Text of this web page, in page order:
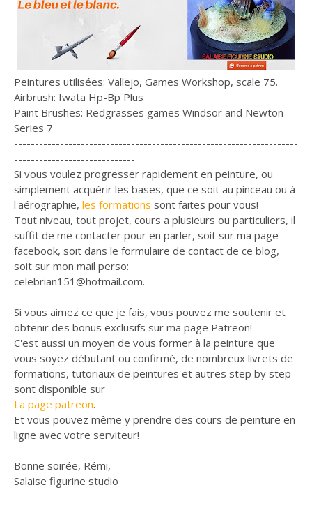
Peintures utilisées: Vallejo, Games Workshop, scale 75.
Airbrush: Iwata Hp-Bp Plus
Paint Brushes: Redgrasses games Windsor and Newton
Series 7
--------------------------------------------------------------------
-----------------------------
Si vous voulez progresser rapidement en peinture, ou
simplement acquérir les bases, que ce soit au pinceau ou à
l'aérographie, les formations sont faites pour vous!
Tout niveau, tout projet, cours a plusieurs ou particuliers, il
suffit de me contacter pour en parler, soit sur ma page
facebook, soit dans le formulaire de contact de ce blog,
soit sur mon mail perso:
celebrian151@hotmail.com.
Si vous aimez ce que je fais, vous pouvez me soutenir et
obtenir des bonus exclusifs sur ma page Patreon!
C'est aussi un moyen de vous former à la peinture que
vous soyez débutant ou confirmé, de nombreux livrets de
formations, tutoriaux de peintures et autres step by step
sont disponible sur
La page patreon.
Et vous pouvez même y prendre des cours de peinture en
ligne avec votre serviteur!
Bonne soirée, Rémi,
Salaise figurine studio